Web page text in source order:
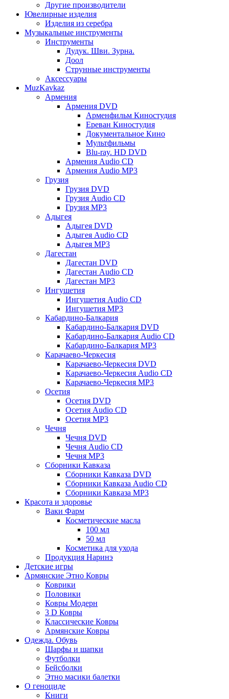
Другие производители
Ювелирные изделия
Изделия из серебра
Музыкальные инструменты
Инструменты
Дудук. Шви. Зурна.
Доол
Струнные инструменты
Аксессуары
MuzKavkaz
Армения
Армения DVD
Арменфильм Киностудия
Ереван Киностудия
Документальное Кино
Мультфильмы
Blu-ray. HD DVD
Армения Audio CD
Армения Audio MP3
Грузия
Грузия DVD
Грузия Audio CD
Грузия MP3
Адыгея
Адыгея DVD
Адыгея Audio CD
Адыгея MP3
Дагестан
Дагестан DVD
Дагестан Audio CD
Дагестан MP3
Ингушетия
Ингушетия Audio CD
Ингушетия MP3
Кабардино-Балкария
Кабардино-Балкария DVD
Кабардино-Балкария Audio CD
Кабардино-Балкария MP3
Карачаево-Черкесия
Карачаево-Черкесия DVD
Карачаево-Черкесия Audio CD
Карачаево-Черкесия MP3
Осетия
Осетия DVD
Осетия Audio CD
Осетия MP3
Чечня
Чечня DVD
Чечня Audio CD
Чечня MP3
Сборники Кавказа
Сборники Кавказа DVD
Сборники Кавказа Audio CD
Сборники Кавказа MP3
Красота и здоровье
Ваки Фарм
Косметические масла
100 мл
50 мл
Косметика для ухода
Продукция Наринэ
Детские игры
Армянские Этно Ковры
Коврики
Половики
Ковры Модерн
3 D Ковры
Классические Ковры
Армянские Ковры
Одежда. Обувь
Шарфы и шапки
Футболки
Бейсболки
Этно масики балетки
О геноциде
Книги